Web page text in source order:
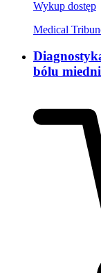
Wykup dostęp
Medical
bólu